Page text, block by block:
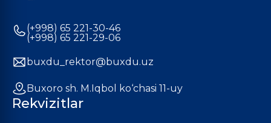
(+998) 65 221-30-46
(+998) 65 221-29-06
buxdu_rektor@buxdu.uz
Buxoro sh. M.Iqbol ko‘chasi 11-uy
Rekvizitlar